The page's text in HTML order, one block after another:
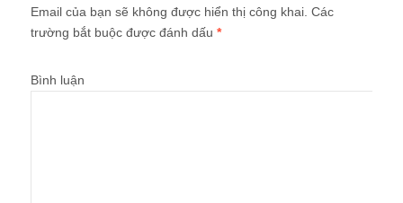
Email của bạn sẽ không được hiển thị công khai. Các
trường bắt buộc được đánh dấu *
Bình luận